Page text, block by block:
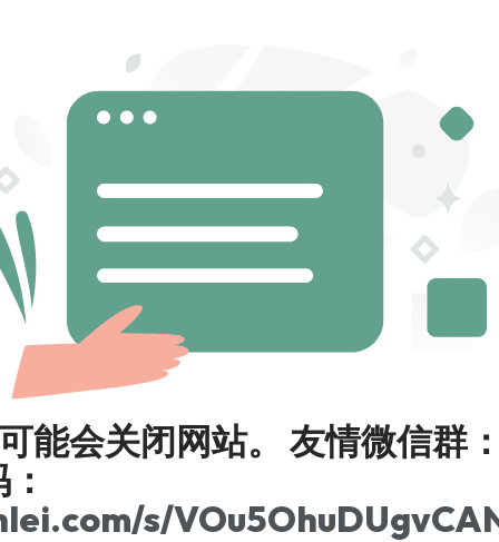
能会关闭网站。 友情微信群
s/